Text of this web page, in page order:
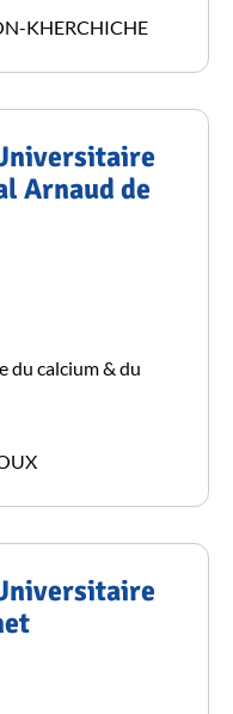
KHERCHICHE
Arnaud de
du calcium & du